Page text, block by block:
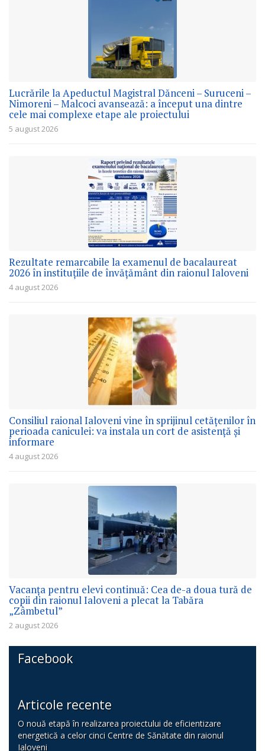
Lucrările la Apeductul Magistral Dănceni – Suruceni –
Nimoreni – Malcoci avansează: a început una dintre
cele mai complexe etape ale proiectului
5 august 2026
Rezultate remarcabile la examenul de bacalaureat
2026 în instituțiile de învățământ din raionul Ialoveni
4 august 2026
Consiliul raional Ialoveni vine în sprijinul cetățenilor în
perioada caniculei: va instala un cort de asistență și
informare
4 august 2026
Vacanța pentru elevi continuă: Cea de-a doua tură de
copii din raionul Ialoveni a plecat la Tabăra
„Zâmbetul”
2 august 2026
Facebook
Articole recente
O nouă etapă în realizarea proiectului de eficientizare
energetică a celor cinci Centre de Sănătate din raionul
Ialoveni